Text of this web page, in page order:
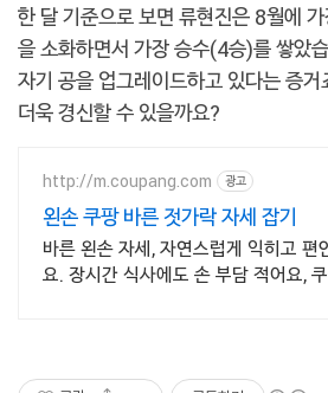
한 달 기준으로 보면 류현진은 8월에
을 소화하면서 가장 승수(4승)를 쌓았
자기 공을 업그레이드하고 있다는 증
더욱 경신할 수 있을까요?
http://m.coupang.com 광고
왼손 쿠팡 바른 젓가락 자세 잡기
바른 왼손 자세, 자연스럽게 익히고 편
요. 장시간 식사에도 손 부담 적어요,